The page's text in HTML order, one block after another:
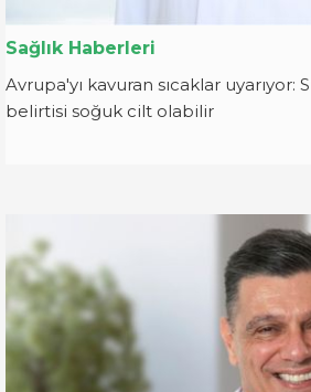
Sağlık Haberleri
Avrupa'yı kavuran sıcaklar uyarıyor:
belirtisi soğuk cilt olabilir